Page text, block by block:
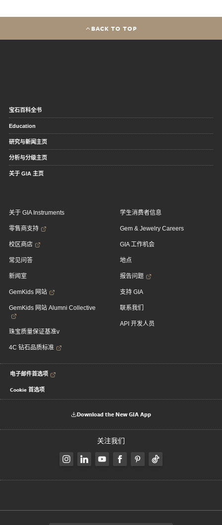
BACK TO TOP
宝石百科全书
Education
研究与新闻主页
分析与分级主页
关于 GIA 主页
关于 GIA Instruments
零售商支持
校区商店
常见问答
新闻室
GemKids 网站
GemKids 网站 Alumni Collective
珠宝质量保证基准v
4C 钻石品质标准
学生消费者信息
Gem & Jewelry Careers
GIA 工作机会
地点
报告问题
支持 GIA
联系我们
API 开发人员
电子邮件首选项
Cookie 首选项
Download the New GIA App
关注我们